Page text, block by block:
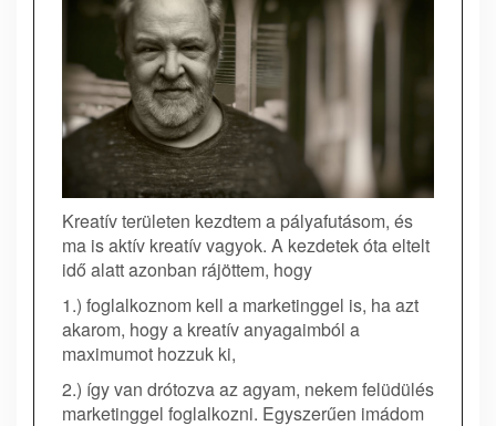
Kreatív területen kezdtem a pályafutásom, és
ma is aktív kreatív vagyok. A kezdetek óta eltelt
idő alatt azonban rájöttem, hogy
1.) foglalkoznom kell a marketinggel is, ha azt
akarom, hogy a kreatív anyagaimból a
maximumot hozzuk ki,
2.) így van drótozva az agyam, nekem felüdülés
marketinggel foglalkozni. Egyszerűen imádom